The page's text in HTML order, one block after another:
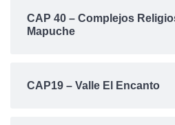
CAP 40 – Complejos
Mapuche
CAP19 – Valle El Encanto